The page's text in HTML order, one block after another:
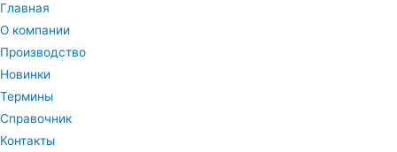
Главная
О компании
Производство
Новинки
Термины
Справочник
Контакты